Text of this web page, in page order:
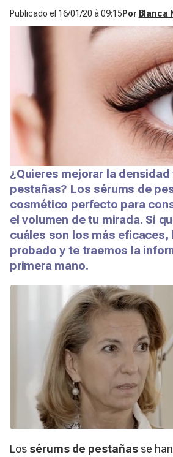
Publicado el 16/01/20 à 09:15 Por Blanca
¿Quieres mejorar la
pestañas? Los sérums de
cosmético perfecto para
el volumen de tu mirada. Si
cuáles son los más eficaces,
probado y te traemos la
primera mano.
Los sérums de pestañas se